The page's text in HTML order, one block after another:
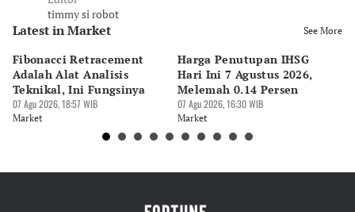
timmy si robot
Latest in Market See More
Fibonacci Retracement
Adalah Alat Analisis
Teknikal, Ini Fungsinya
07 Agu 2026, 18:57 WIB
Market
Harga Penutupan IHSG
Hari Ini 7 Agustus 2026,
Melemah 0.14 Persen
07 Agu 2026, 16:30 WIB
Market